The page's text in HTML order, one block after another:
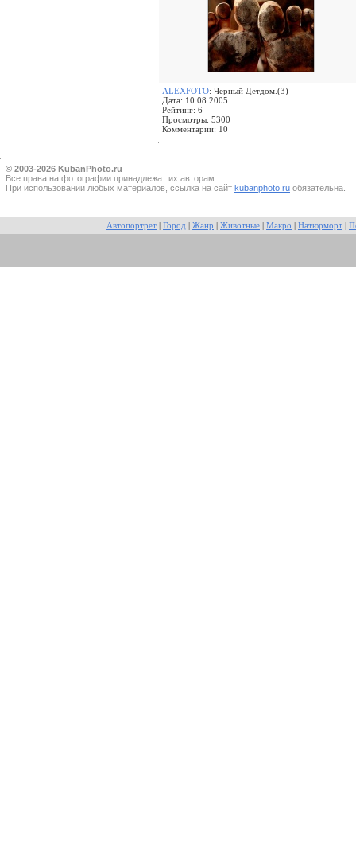
ALEXFOTO: Черный Детдом.(3)
Дата: 10.08.2005
Рейтинг: 6
Просмотры: 5300
Комментарии: 10
© 2003-2026 KubanPhoto.ru
Все прaва на фотографии принадлежат их авторам.
При использовании любых материалов, ссылка на сайт kubanphoto.ru обязательна.
Автопортрет Город Жанр Животные Макро Натюрморт